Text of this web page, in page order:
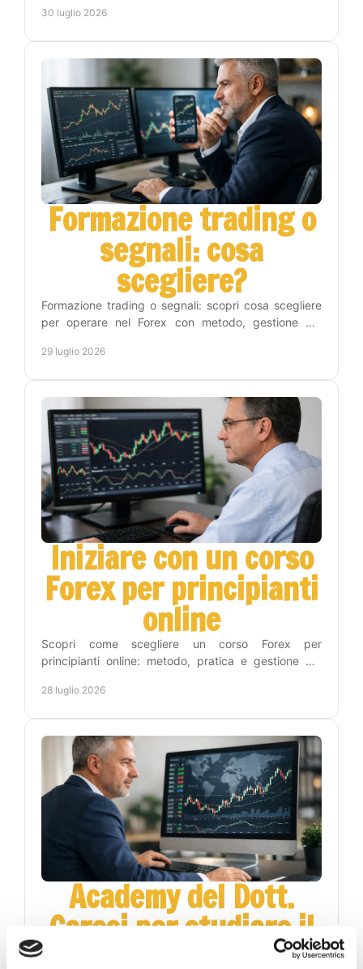
30 luglio 2026
Formazione trading o
segnali: cosa
scegliere?
Formazione trading o segnali: scopri cosa scegliere
per operare nel Forex con metodo, gestione del
29 luglio 2026
Iniziare con un corso
Forex per principianti
online
Scopri come scegliere un corso Forex per
principianti online: metodo, pratica e gestione del
ogni giorno.
28 luglio 2026
Academy del Dott.
Carosi per studiare il